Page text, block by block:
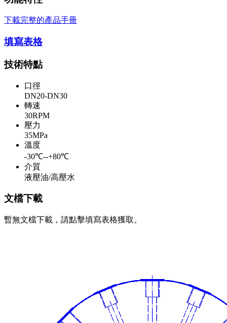
下載完整的產品手冊
填寫表格
技術特點
口徑
DN20-DN30
轉速
30RPM
壓力
35MPa
溫度
-30℃--+80℃
介質
液壓油/高壓水
文檔下載
暫無文檔下載，請點擊填寫表格獲取。